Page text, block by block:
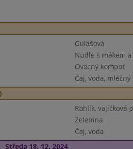
Gulášová
Nudle s mákem
Ovocný kompot
Čaj, voda,
Rohlík, vajíčková
Zelenina
Čaj, voda
Středa 18. 12. 2024